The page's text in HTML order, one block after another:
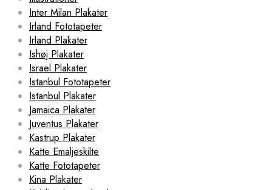
Inter Milan Plakater
Irland Fototapeter
Irland Plakater
Ishøj Plakater
Israel Plakater
Istanbul Fototapeter
Istanbul Plakater
Jamaica Plakater
Juventus Plakater
Kastrup Plakater
Katte Emaljeskilte
Katte Fototapeter
Kina Plakater